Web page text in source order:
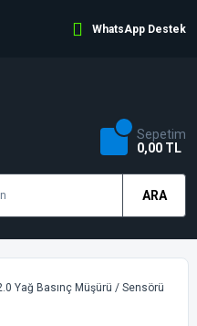
WhatsApp Destek
ARA
Sepetim
0,00 TL